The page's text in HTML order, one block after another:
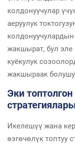
колдонуучулар
аеруулук
жакшырат, бул эле
куёкулук
жакшыраак
Эки топтолгон
Икелешүү жана
өзгөчөлүк топтуу